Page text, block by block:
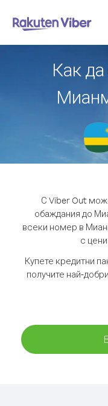
Как
С Viber Out
обаждания до
всеки номер в
с
Купете кредитни
получите най-